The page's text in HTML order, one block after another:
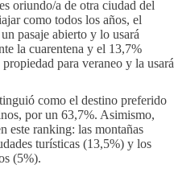
oriundo/a de otra ciudad del
como todos los años, el
pasaje abierto y lo usará
la cuarentena y el 13,7%
para veraneo y la usará
como el destino preferido
por un 63,7%. Asimismo,
este ranking: las montañas
turísticas (13,5%) y los
(5%).